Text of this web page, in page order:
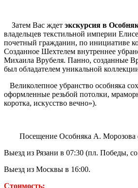
Затем Вас ждет экскурсия в
владельцев текстильной империи
почетный гражданин, по инициативе
Созданное Шехтелем внутреннее
Михаила Врубеля. Панно, созданные
был обладателем уникальной
Великолепное убранство особняка
оформленные резьбой потолки,
коротка, искусство вечно»).
Посещение Особняка А. Морозова
Выезд из Рязани в 07:30 (пл. Победы,
Выезд из Москвы в 16:00.
Стоимость: